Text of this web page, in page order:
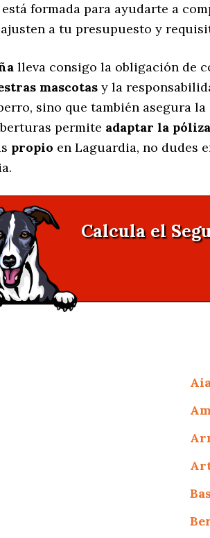
está formada para ayudarte a
a tu presupuesto y
lleva consigo la obligación de
mascotas y la
sino que también asegura la
permite adaptar la póliza
propio en Laguardia, no dudes
Calcula el